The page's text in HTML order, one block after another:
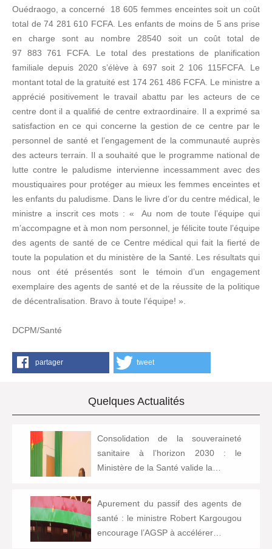
Ouédraogo, a concerné 18 605 femmes enceintes soit un coût
total de 74 281 610 FCFA. Les enfants de moins de 5 ans prise
en charge sont au nombre 28540 soit un coût total de
97 883 761 FCFA. Le total des prestations de planification
familiale depuis 2020 s’élève à 697 soit 2 106 115FCFA. Le
montant total de la gratuité est 174 261 486 FCFA. Le ministre a
apprécié positivement le travail abattu par les acteurs de ce
centre dont il a qualifié de centre extraordinaire. Il a exprimé sa
satisfaction en ce qui concerne la gestion de ce centre par le
personnel de santé et l’engagement de la communauté auprès
des acteurs terrain. Il a souhaité que le programme national de
lutte contre le paludisme intervienne incessamment avec des
moustiquaires pour protéger au mieux les femmes enceintes et
les enfants du paludisme. Dans le livre d’or du centre médical, le
ministre a inscrit ces mots : « Au nom de toute l’équipe qui
m’accompagne et à mon nom personnel, je félicite toute l’équipe
des agents de santé de ce Centre médical qui fait la fierté de
toute la population et du ministère de la Santé. Les résultats qui
nous ont été présentés sont le témoin d’un engagement
exemplaire des agents de santé et de la réussite de la politique
de décentralisation. Bravo à toute l’équipe! ».
DCPM/Santé
partager tweet
Quelques Actualités
Consolidation de la souveraineté
sanitaire à l’horizon 2030 : le
Ministère de la Santé valide la…
Apurement du passif des agents de
santé : le ministre Robert Kargougou
encourage l’AGSP à accélérer…